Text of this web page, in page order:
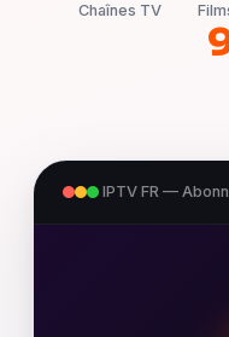
Chaînes TV
IPTV FR —